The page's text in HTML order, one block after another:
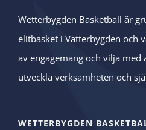
Wetterbygden Basketball är
elitbasket i Vätterbygden och
av engagemang och vilja
utveckla verksamheten och
WETTERBYGDEN